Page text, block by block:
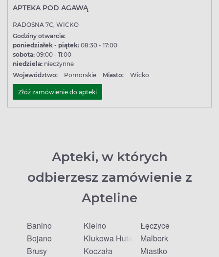
APTEKA POD AGAWĄ
RADOSNA 7C, WICKO
Godziny otwarcia:
poniedziałek - piątek: 08:30 - 17:00
sobota: 09:00 - 11:00
niedziela: nieczynne
Województwo:
Pomorskie Miasto: Wicko
Złóż zamówienie do apteki
Apteki, w których
odbierzesz zamówienie z
Apteline
Banino
Bojano
Brusy
Kielno
Klukowa Huta
Koczała
Łęczyce
Malbork
Miastko